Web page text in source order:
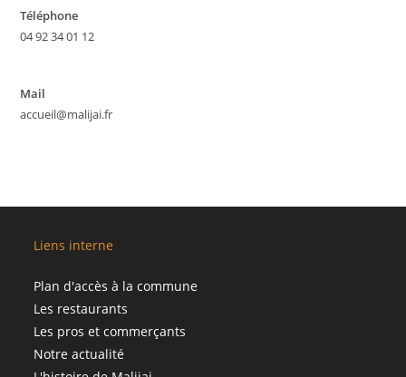
Téléphone
04 92 34 01 12
Mail
accueil@malijai.fr
Liens interne
Plan d'accès à la commune
Les restaurants
Les pros et commerçants
Notre actualité